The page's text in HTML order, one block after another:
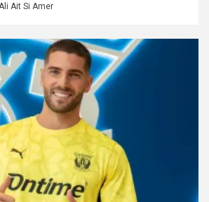
Ali Ait Si Amer